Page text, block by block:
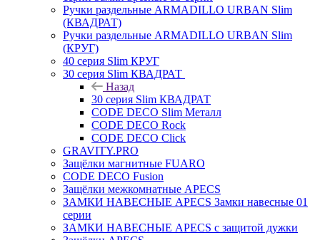
Ручки раздельные ARMADILLO URBAN Slim
(КВАДРАТ)
Ручки раздельные ARMADILLO URBAN Slim
(КРУГ)
40 серия Slim КРУГ
30 серия Slim КВАДРАТ
Назад
30 серия Slim КВАДРАТ
CODE DECO Slim Металл
CODE DECO Rock
CODE DECO Click
GRAVITY.PRO
Защёлки магнитные FUARO
CODE DECO Fusion
Защёлки межкомнатные APECS
ЗАМКИ НАВЕСНЫЕ APECS Замки навесные 01
серии
ЗАМКИ НАВЕСНЫЕ APECS с защитой дужки